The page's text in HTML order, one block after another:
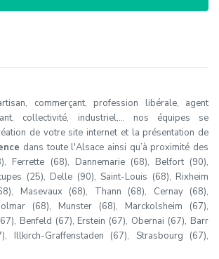
commerçant, profession libérale, agent
collectivité, industriel,… nos équipes se
de votre site internet et la présentation de
dans toute l'Alsace ainsi qu’à proximité des
Ferrette (68), Dannemarie (68), Belfort (90),
(25), Delle (90), Saint-Louis (68), Rixheim
Masevaux (68), Thann (68), Cernay (68),
(68), Munster (68), Marckolsheim (67),
Benfeld (67), Erstein (67), Obernai (67), Barr
Illkirch-Graffenstaden (67), Strasbourg (67),